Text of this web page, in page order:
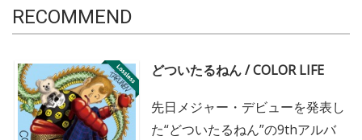
RECOMMEND
どついたるねん / COLOR LIFE
先日メジャー・デビューを発表し
た“どついたるねん”の9thアルバ